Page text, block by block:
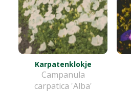
Karpatenklokje
Campanula
carpatica 'Alba'